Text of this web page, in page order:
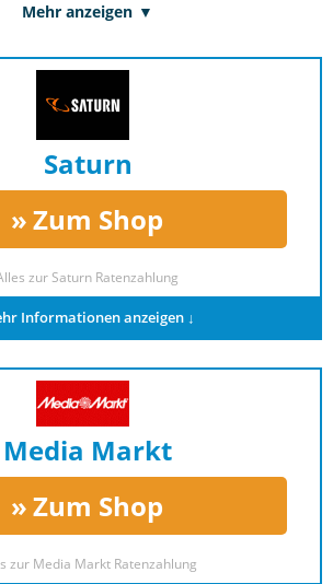
Waschmaschine auf Raten
Mehr anzeigen
Saturn
Zum Shop
zur Saturn Ratenzahlung
Informationen anzeigen ↓
Media Markt
Zum Shop
zur Media Markt Ratenzahlung